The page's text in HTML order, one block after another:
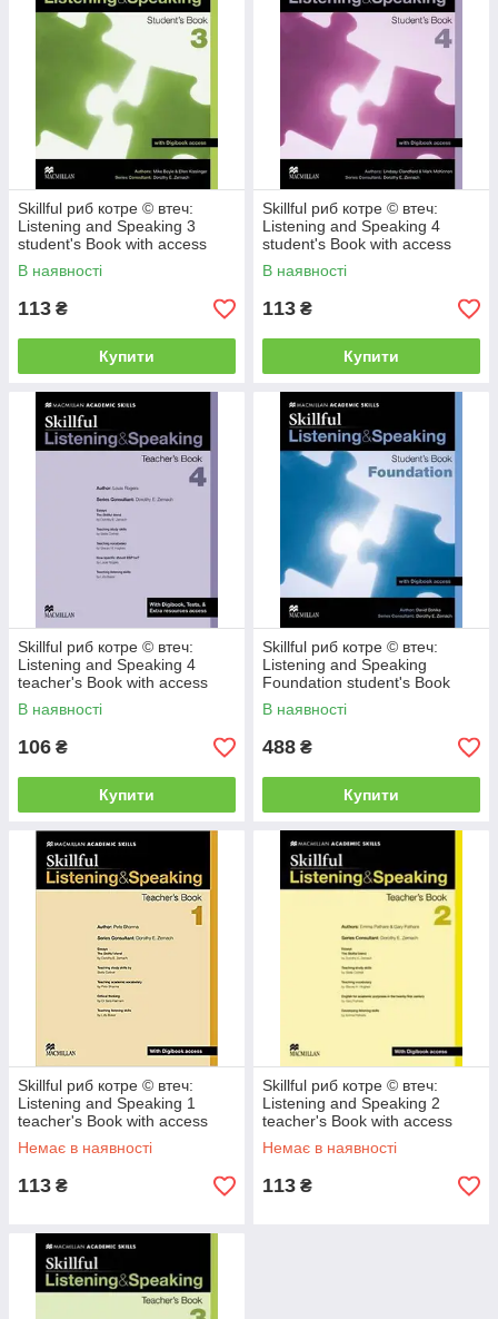
Skillful риб котре © втеч:
Listening and Speaking 3
student's Book with access
Digibook
В наявності
113 ₴
Купити
Skillful риб котре © втеч:
Listening and Speaking 4
student's Book with access
Digibook
В наявності
113 ₴
Купити
Skillful риб котре © втеч:
Listening and Speaking 4
teacher's Book with access
Digibook
В наявності
106 ₴
Купити
Skillful риб котре © втеч:
Listening and Speaking
Foundation student's Book
with access Digibook
В наявності
488 ₴
Купити
Skillful риб котре © втеч:
Listening and Speaking 1
teacher's Book with access
Digibook
Немає в наявності
113 ₴
Skillful риб котре © втеч:
Listening and Speaking 2
teacher's Book with access
Digibook
Немає в наявності
113 ₴